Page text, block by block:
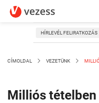
HÍRLEVÉL FELIRATKOZÁS
CÍMOLDAL VEZETÜNK
Milliós